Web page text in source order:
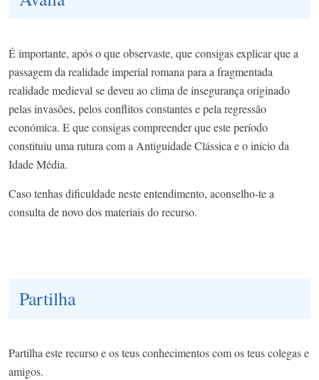
É importante, após o que observaste, que consigas explicar que a
passagem da realidade imperial romana para a fragmentada
realidade medieval se deveu ao clima de insegurança originado
pelas invasões, pelos conflitos constantes e pela regressão
económica. E que consigas compreender que este período
constituiu uma rutura com a Antiguidade Clássica e o início da
Idade Média. ​
Caso tenhas dificuldade neste entendimento, aconselho-te a
consulta de novo dos materiais do recurso.
Partilha
Partilha este recurso e os teus conhecimentos com os teus colegas e
amigos.